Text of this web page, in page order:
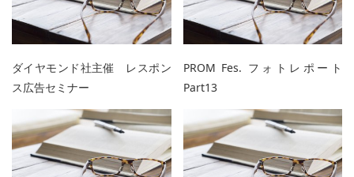
ダイヤモンド社主催 レスポン
ス広告セミナー
PROM Fes. フォトレポート
Part13